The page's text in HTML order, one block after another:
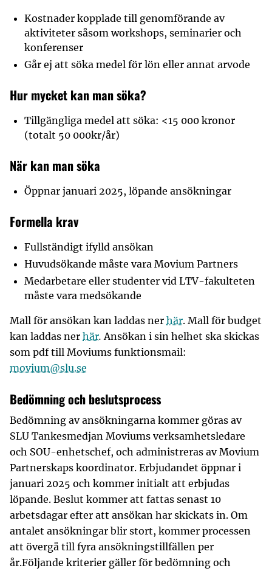
Kostnader kopplade till genomförande av
aktiviteter såsom workshops, seminarier och
konferenser
Går ej att söka medel för lön eller annat arvode
Hur mycket kan man söka?
Tillgängliga medel att söka: <15 000 kronor
(totalt 50 000kr/år)
När kan man söka
Öppnar januari 2025, löpande ansökningar
Formella krav
Fullständigt ifylld ansökan
Huvudsökande måste vara Movium Partners
Medarbetare eller studenter vid LTV-fakulteten
måste vara medsökande
Mall för ansökan kan laddas ner här. Mall för budget
kan laddas ner här. Ansökan i sin helhet ska skickas
som pdf till Moviums funktionsmail:
movium@slu.se
Bedömning och beslutsprocess
Bedömning av ansökningarna kommer göras av
SLU Tankesmedjan Moviums verksamhetsledare
och SOU-enhetschef, och administreras av Movium
Partnerskaps koordinator. Erbjudandet öppnar i
januari 2025 och kommer initialt att erbjudas
löpande. Beslut kommer att fattas senast 10
arbetsdagar efter att ansökan har skickats in. Om
antalet ansökningar blir stort, kommer processen
att övergå till fyra ansökningstillfällen per
år.Följande kriterier gäller för bedömning och